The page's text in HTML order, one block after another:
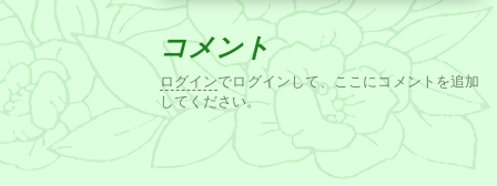
コメント
ログインでログインして、ここにコメントを追加
してください。